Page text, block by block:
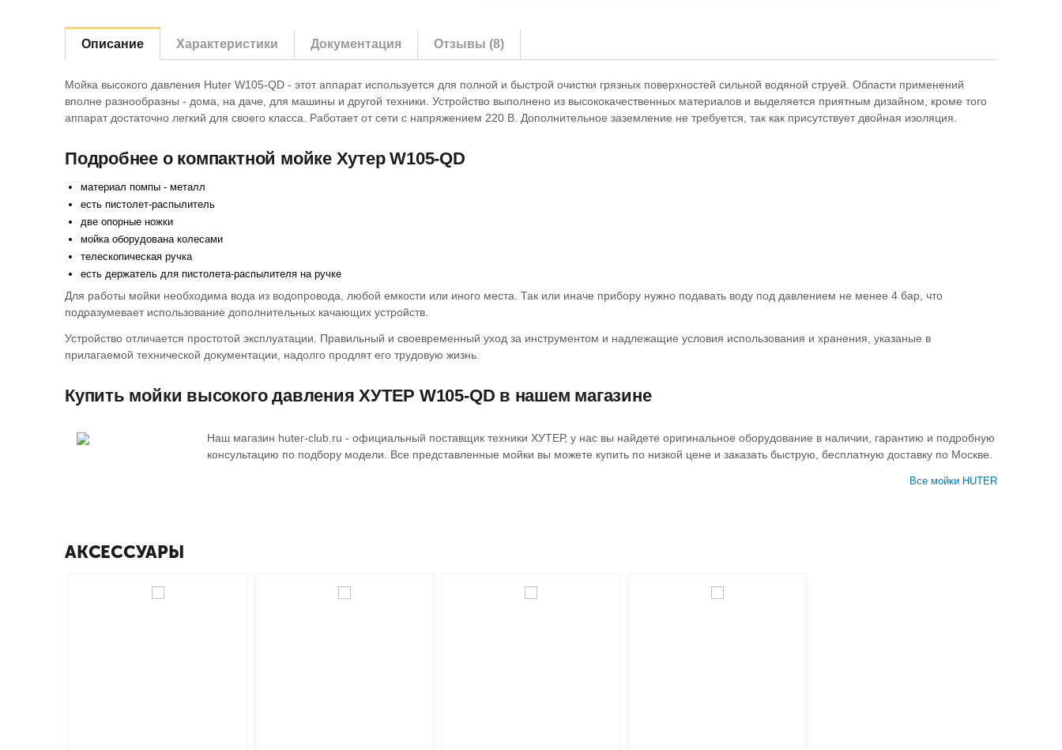
Описание Характеристики Документация Отзывы (8)
Мойка высокого давления Huter W105-QD - этот аппарат используется для полной и быстрой очистки грязных поверхностей сильной водяной струей. Области применений
вполне разнообразны - дома, на даче, для машины и другой техники. Устройство выполнено из высококачественных материалов и выделяется приятным дизайном, кроме того
аппарат достаточно легкий для своего класса. Работает от сети с напряжением 220 В. Дополнительное заземление не требуется, так как присутствует двойная изоляция.
Подробнее о компактной мойке Хутер W105-QD
материал помпы - металл
есть пистолет-распылитель
две опорные ножки
мойка оборудована колесами
телескопическая ручка
есть держатель для пистолета-распылителя на ручке
Для работы мойки необходима вода из водопровода, любой емкости или иного места. Так или иначе прибору нужно подавать воду под давлением не менее 4 бар, что
подразумевает использование дополнительных качающих устройств.
Устройство отличается простотой эксплуатации. Правильный и своевременный уход за инструментом и надлежащие условия использования и хранения, указаные в
прилагаемой технической документации, надолго продлят его трудовую жизнь.
Купить мойки высокого давления ХУТЕР W105-QD в нашем магазине
Наш магазин huter-club.ru - официальный поставщик техники ХУТЕР, у нас вы найдете оригинальное оборудование в наличии, гарантию и подробную
консультацию по подбору модели. Все представленные мойки вы можете купить по низкой цене и заказать быструю, бесплатную доставку по Москве.
Все мойки HUTER
АКСЕССУАРЫ